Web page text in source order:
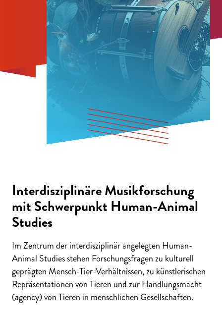
Interdisziplinäre Musikforschung
mit Schwerpunkt Human-Animal
Studies
Im Zentrum der interdisziplinär angelegten Human-
Animal Studies stehen Forschungsfragen zu kulturell
geprägten Mensch-Tier-Verhältnissen, zu künstlerischen
Repräsentationen von Tieren und zur Handlungsmacht
(agency) von Tieren in menschlichen Gesellschaften.